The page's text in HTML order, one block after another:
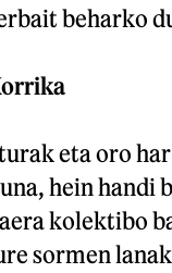
beharko
eta oro
hein handi
kolektibo
sormen